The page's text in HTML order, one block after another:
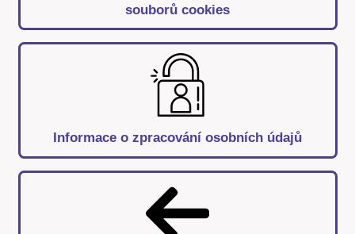
souborů cookies
Informace o zpracování osobních údajů